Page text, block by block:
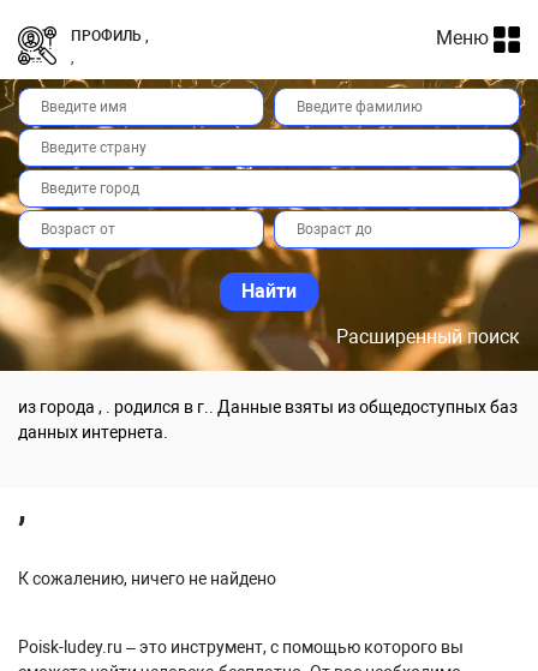
ПРОФИЛЬ ,
,
Меню
Расширенный поиск
из города , . родился в г.. Данные взяты из общедоступных баз
данных интернета.
,
К сожалению, ничего не найдено
Poisk-ludey.ru – это инструмент, с помощью которого вы